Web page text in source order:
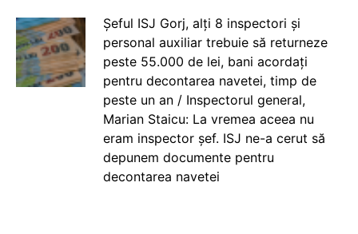
Șeful ISJ Gorj, alți 8 inspectori și
personal auxiliar trebuie să returneze
peste 55.000 de lei, bani acordați
pentru decontarea navetei, timp de
peste un an / Inspectorul general,
Marian Staicu: La vremea aceea nu
eram inspector șef. ISJ ne-a cerut să
depunem documente pentru
decontarea navetei